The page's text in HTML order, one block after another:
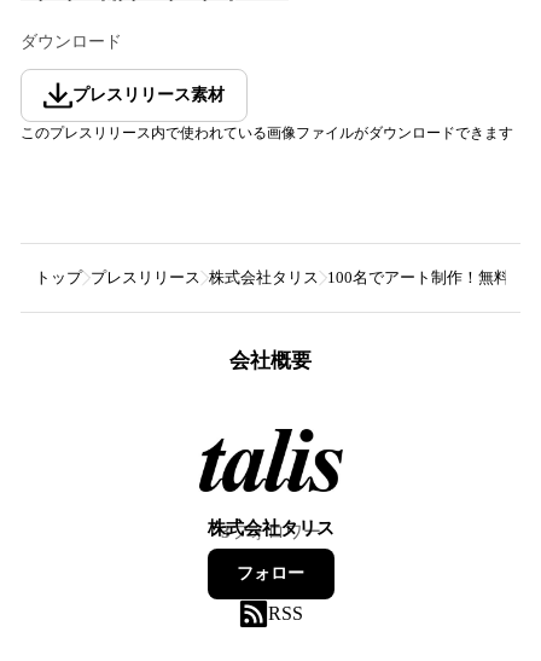
ダウンロード
プレスリリース素材
このプレスリリース内で使われている画像ファイルがダウンロードできます
トップ プレスリリース 株式会社タリス 100名でアート制作！無料オ
会社概要
株式会社タリス
3フォロワー
フォロー
RSS